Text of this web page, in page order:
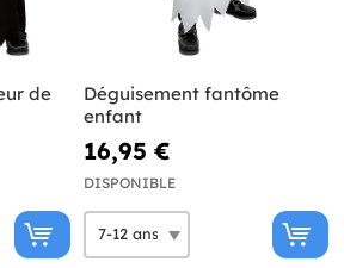
de
Déguisement fantôme
enfant
16,95 €
DISPONIBLE